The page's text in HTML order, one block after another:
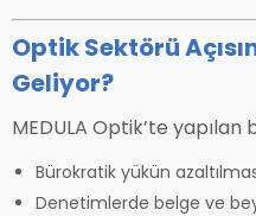
Optik Sektörü
Geliyor?
MEDULA Optik’te
Bürokratik yükün
Denetimlerde belge ve